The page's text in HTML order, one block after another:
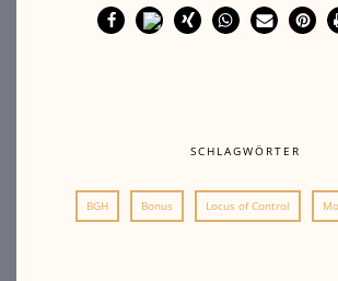
SCHLAGWÖRTER
BGH Bonus Locus of Control